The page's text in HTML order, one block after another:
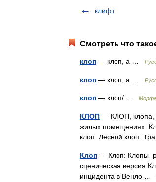
клифт
Смотреть что
клоп — клоп, а …
клоп — клоп, а …
клоп — клоп/ …
КЛОП — КЛОП, клопа,
жилых помещениях.
клоп. Лесной клоп.
Клоп — Клоп: Клопы
сценическая версия
инцидента в Венло …